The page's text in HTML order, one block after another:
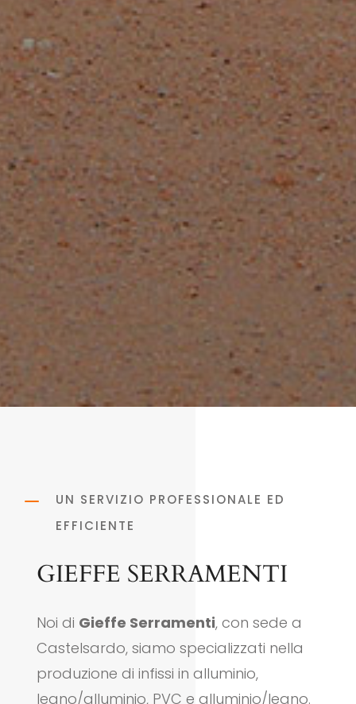
K
UN SERVIZIO PROFESSIONALE ED
EFFICIENTE
GIEFFE SERRAMENTI
Noi di Gieffe Serramenti, con sede a
Castelsardo, siamo specializzati nella
produzione di infissi in alluminio,
legno/alluminio, PVC e alluminio/legno.